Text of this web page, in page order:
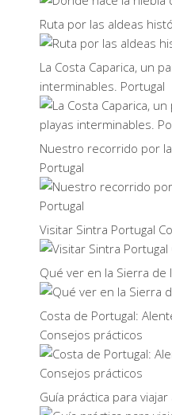
Ruta por las aldeas
La Costa Caparica, un
interminables. Portugal
Nuestro recorrido por
Portugal
Visitar Sintra Portugal
Qué ver en la Sierra de
Costa de Portugal:
Consejos prácticos
Guía práctica para viajar